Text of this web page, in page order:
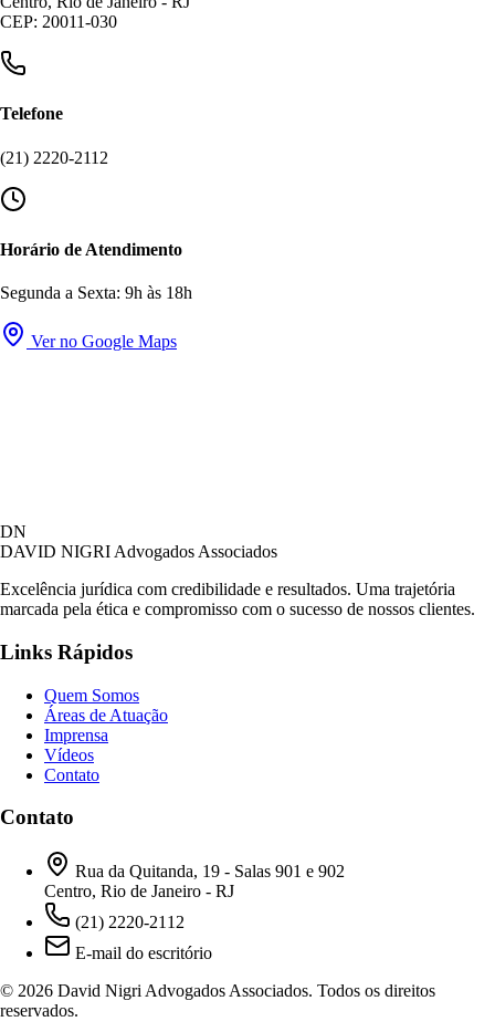
CEP: 20011-030
Telefone
(21) 2220-2112
Horário de Atendimento
Segunda a Sexta: 9h às 18h
Ver no Google Maps
DN
DAVID NIGRI Advogados Associados
Excelência jurídica com credibilidade e resultados. Uma trajetória
marcada pela ética e compromisso com o sucesso de nossos clientes.
Links Rápidos
Quem Somos
Áreas de Atuação
Imprensa
Vídeos
Contato
Contato
Rua da Quitanda, 19 - Salas 901 e 902
Centro, Rio de Janeiro - RJ
(21) 2220-2112
E-mail do escritório
© 2026 David Nigri Advogados Associados. Todos os direitos
reservados.